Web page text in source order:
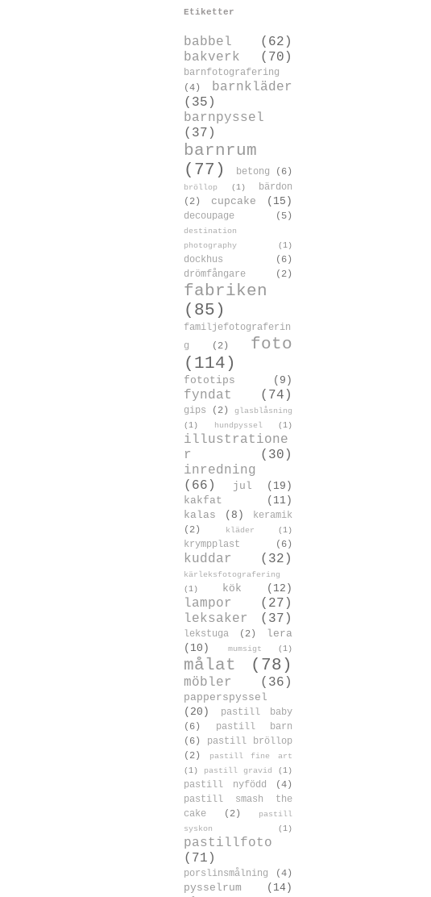
Etiketter
babbel
(62)
bakverk
(70)
barnfotografering
(4)
barnkläder
(35)
barnpyssel
(37)
barnrum
(77)
betong (6)
bröllop (1)
bärdon
(2)
cupcake (15)
decoupage (5)
destination
photography
(1)
dockhus
(6)
drömfångare
(2)
fabriken
(85)
familjefotograferin
g
(2)
foto
(114)
fototips (9)
fyndat (74)
gips (2)
glasblåsning
(1)
hundpyssel (1)
illustratione
r
(30)
inredning
(66)
jul
(19)
kakfat
(11)
kalas
(8)
keramik
(2)
kläder (1)
krympplast (6)
kuddar (32)
kärleksfotografering
(1)
kök (12)
lampor
(27)
leksaker
(37)
lekstuga (2)
lera
(10)
mumsigt (1)
målat (78)
möbler (36)
papperspyssel
(20)
pastill baby
(6)
pastill barn
(6)
pastill bröllop
(2)
pastill fine art
(1)
pastill gravid (1)
pastill nyfödd
(4)
pastill smash the
cake
(2)
pastill
syskon
(1)
pastillfoto
(71)
porslinsmålning (4)
pysselrum
(14)